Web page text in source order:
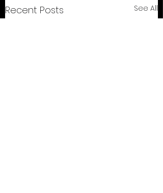
Recent Posts See All